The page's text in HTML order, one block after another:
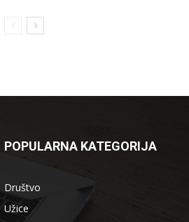
POPULARNA KATEGORIJA
Društvo
Užice